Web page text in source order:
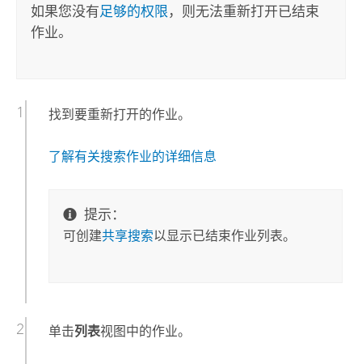
如果您没有足够的权限 ，则无法重新打开已结束
作业。
找到要重新打开的作业。
了解有关搜索作业的详细信息
提示：
可创建共享搜索以显示已结束作业列表。
单击列表视图中的作业。